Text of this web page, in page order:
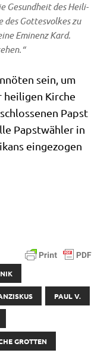
Gesund­heit des Hei­li­
des Got­tes­vol­kes zu
Emi­nenz Kard.
sein, um
hei­li­gen Kir­che
Papst
Papst­wäh­ler in
ein­ge­zo­gen
PAUL V.
GROTTEN